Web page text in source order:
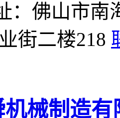
：佛山市南
街二楼218
机械制造有